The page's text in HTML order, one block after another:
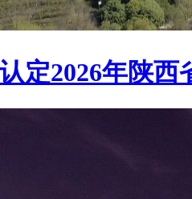
定2026年陕